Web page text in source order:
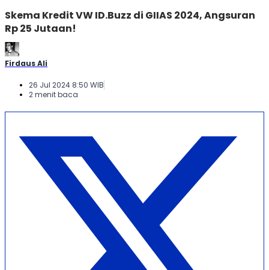
Skema Kredit VW ID.Buzz di GIIAS 2024, Angsuran
Rp 25 Jutaan!
Firdaus Ali
26 Jul 2024 8:50 WIB
2 menit baca